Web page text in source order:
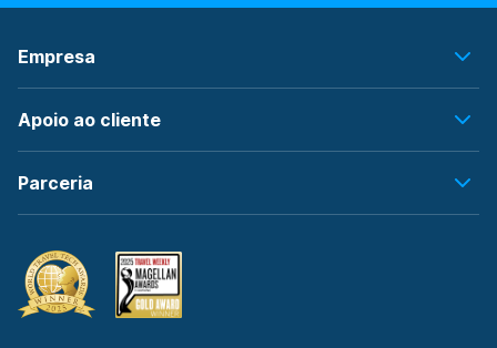
Empresa
Apoio ao cliente
Parceria